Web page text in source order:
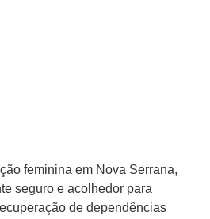
feminina em Nova Serrana,
seguro e acolhedor para
de dependências